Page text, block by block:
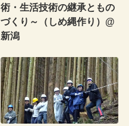
術・生活技術の継承ともの
づくり～（しめ縄作り）@
新潟